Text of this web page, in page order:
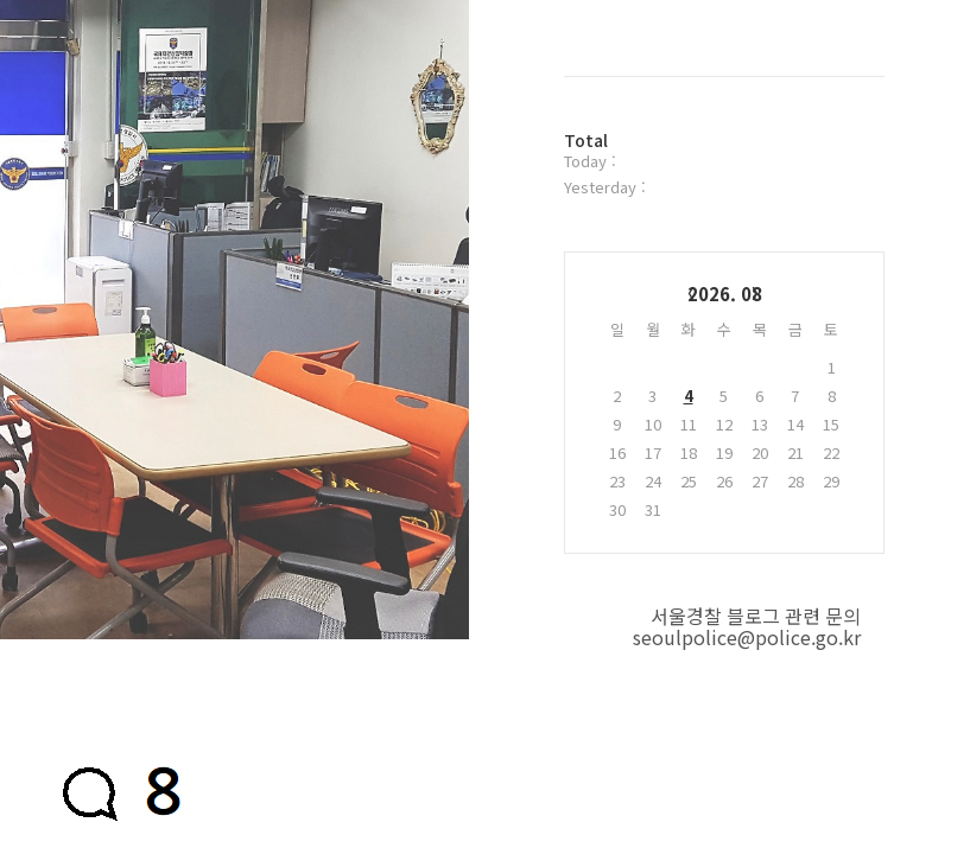
플
러
그
방
문
자
Total
Today :
Yesterday :
2026. 08
일 월 화 수 목 금
토
1
2
3 4 5 6 7
8
9
10 11 12 13 14
15
16
17 18 19 20 21
22
23
24 25 26 27 28
29
30
31
서울경찰 블로그 관련 문의
seoulpolice@police.go.kr